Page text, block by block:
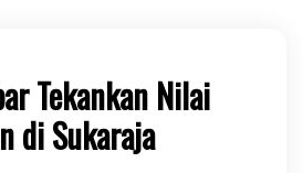
Tekankan Nilai
di Sukaraja